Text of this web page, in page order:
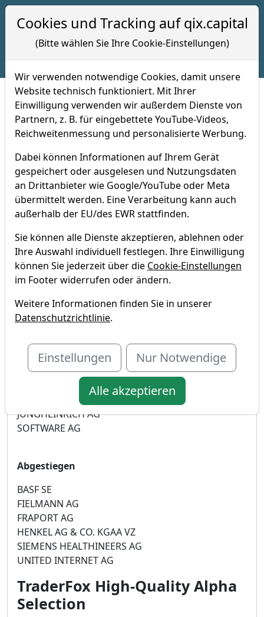
+49 (0) 7121 -8208028
Index Umschichtungen vom 01.
Oktober 2020: Diese Aktien steigen
auf und ab
Index-Updates 01.10.2020 um 14:46 Uhr
TraderFox QIX Deutschland
CANCOM SE
GERRESHEIMER AG
HANNOVER RÜCK SE
HENKEL KGAA ST.
JUNGHEINRICH AG
SOFTWARE AG
Abgestiegen
BASF SE
FIELMANN AG
FRAPORT AG
HENKEL AG & CO. KGAA VZ
SIEMENS HEALTHINEERS AG
UNITED INTERNET AG
TraderFox High-Quality Alpha
Selection
Cookies und Tracking auf qix.capital
(Bitte wählen Sie Ihre Cookie-Einstellungen)
Wir verwenden notwendige Cookies, damit unsere
Website technisch funktioniert. Mit Ihrer
Einwilligung verwenden wir außerdem Dienste von
Partnern, z. B. für eingebettete YouTube-Videos,
Reichweitenmessung und personalisierte Werbung.
Dabei können Informationen auf Ihrem Gerät
gespeichert oder ausgelesen und Nutzungsdaten
an Drittanbieter wie Google/YouTube oder Meta
übermittelt werden. Eine Verarbeitung kann auch
außerhalb der EU/des EWR stattfinden.
Sie können alle Dienste akzeptieren, ablehnen oder
Ihre Auswahl individuell festlegen. Ihre Einwilligung
können Sie jederzeit über die Cookie-Einstellungen
im Footer widerrufen oder ändern.
Weitere Informationen finden Sie in unserer
Datenschutzrichtlinie.
Einstellungen Nur Notwendige
Alle akzeptieren